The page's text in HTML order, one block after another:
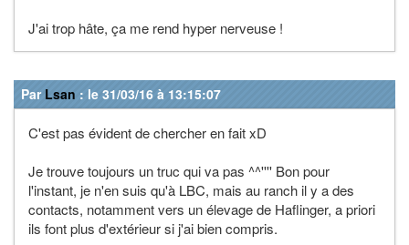
J'ai trop hâte, ça me rend hyper nerveuse !
Par Lsan : le 31/03/16 à 13:15:07
C'est pas évident de chercher en fait xD
Je trouve toujours un truc qui va pas ^^'''' Bon pour
l'instant, je n'en suis qu'à LBC, mais au ranch il y a des
contacts, notamment vers un élevage de Haflinger, a priori
ils font plus d'extérieur si j'ai bien compris.